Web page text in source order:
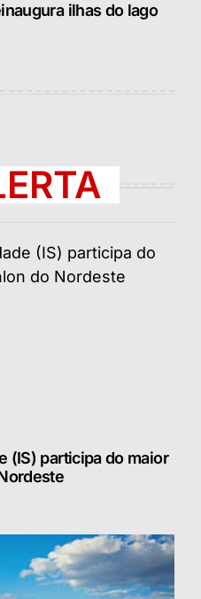
ilhas do lago
participa do maior